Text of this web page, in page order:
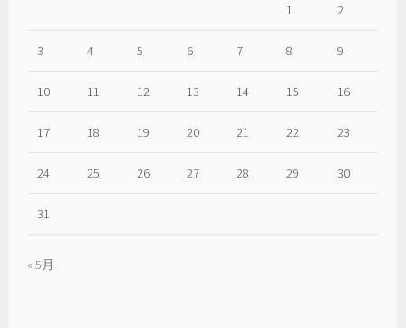
1 2
3 4 5 6 7 8 9
10 11 12 13 14 15 16
17 18 19 20 21 22 23
24 25 26 27 28 29 30
31
« 5月